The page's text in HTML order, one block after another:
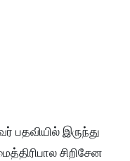
பதவியில் இருந்து
சிறிசேன